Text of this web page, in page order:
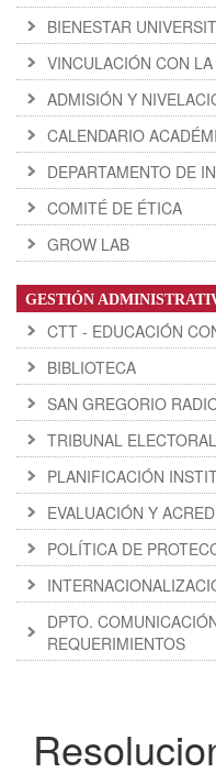
BIENESTAR
VINCULACIÓN CON
ADMISIÓN Y
CALENDARIO
DEPARTAMENTO DE
COMITÉ DE ÉTICA
GROW LAB
GESTIÓN
CTT - EDUCACIÓN
BIBLIOTECA
SAN GREGORIO
TRIBUNAL ELECTORAL
PLANIFICACIÓN
EVALUACIÓN Y
POLÍTICA DE
DPTO.
REQUERIMIENTOS